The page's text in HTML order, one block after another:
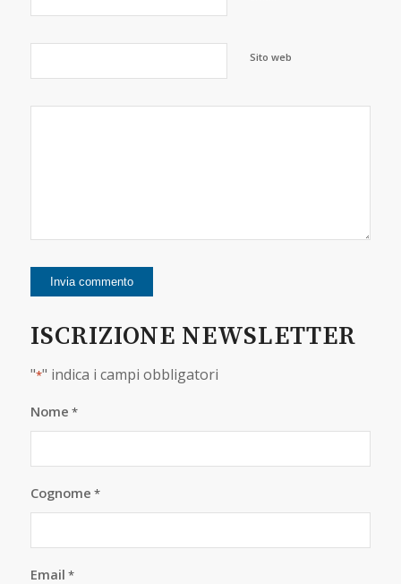
Sito web
ISCRIZIONE NEWSLETTER
"*" indica i campi obbligatori
Nome *
Cognome *
Email *